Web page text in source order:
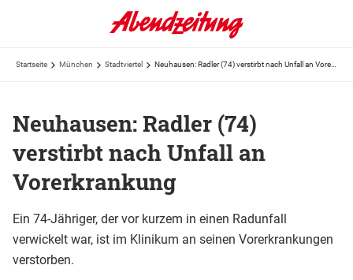
Startseite München Stadtviertel
Neuhausen: Radler (74)
verstirbt nach Unfall an
Vorerkrankung
Ein 74-Jähriger, der vor kurzem in einen Radunfall
verwickelt war, ist im Klinikum an seinen Vorerkrankungen
verstorben.